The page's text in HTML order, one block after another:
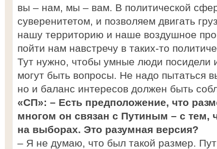
вы – нам, мы – вам. В политической
суверенитетом, и позволяем двигать
нашу территорию и наше воздушное
пойти нам навстречу в таких-то
Тут нужно, чтобы умные люди посидели
могут быть вопросы. Не надо пытаться
но и баланс интересов должен быть
«СП»: – Есть предположение, что
многом он связан с Путиным – с тем,
на выборах. Это разумная версия?
– Я не думаю, что был такой размер.